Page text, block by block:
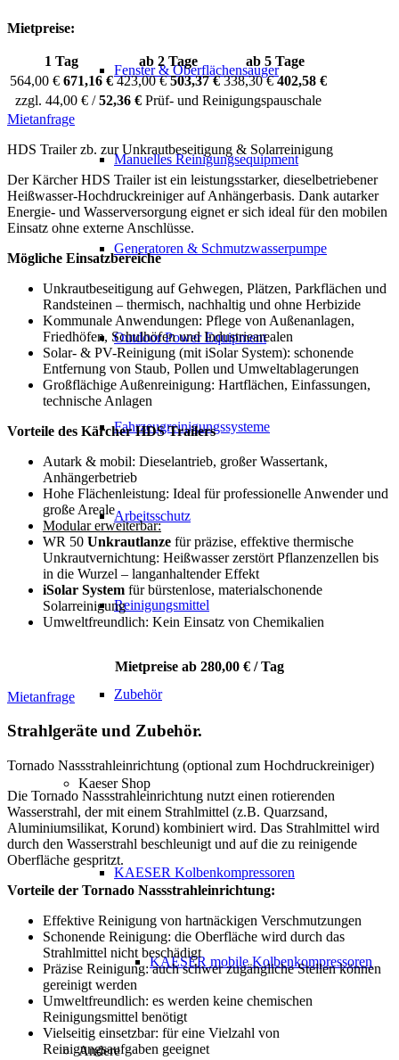
Fenster & Oberflächensauger
Manuelles Reinigungsequipment
Generatoren & Schmutzwasserpumpe
Outdoor Power Equipment
Fahrzeugreinigungssysteme
Arbeitsschutz
Reinigungsmittel
Zubehör
Kaeser Shop
KAESER Kolbenkompressoren
KAESER mobile Kolbenkompressoren
Andere
Mietpreise:
1 Tag ab 2 Tage
ab 5 Tage
564,00 € 671,16 € 423,00 € 503,37 € 338,30 € 402,58 €
zzgl. 44,00 € /52,36 € Prüf- und Reinigungspauschale
Mietanfrage
HDS Trailer zb. zur Unkrautbeseitigung & Solarreinigung
Der Kärcher HDS Trailer ist ein leistungsstarker, dieselbetriebener
Heißwasser-Hochdruckreiniger auf Anhängerbasis. Dank autarker
Energie- und Wasserversorgung eignet er sich ideal für den mobilen
Einsatz ohne externe Anschlüsse.
Mögliche Einsatzbereiche
Unkrautbeseitigung auf Gehwegen, Plätzen, Parkflächen und
Randsteinen – thermisch, nachhaltig und ohne Herbizide
Kommunale Anwendungen: Pflege von Außenanlagen,
Friedhöfen, Schulhöfen und Industriearealen
Solar- & PV-Reinigung (mit iSolar System): schonende
Entfernung von Staub, Pollen und Umweltablagerungen
Großflächige Außenreinigung: Hartflächen, Einfassungen,
technische Anlagen
Vorteile des Kärcher HDS Trailers
Autark & mobil: Dieselantrieb, großer Wassertank,
Anhängerbetrieb
Hohe Flächenleistung: Ideal für professionelle Anwender und
große Areale
Modular erweiterbar:
WR 50 Unkrautlanze für präzise, effektive thermische
Unkrautvernichtung: Heißwasser zerstört Pflanzenzellen bis
in die Wurzel – langanhaltender Effekt
iSolar System für bürstenlose, materialschonende
Solarreinigung
Umweltfreundlich: Kein Einsatz von Chemikalien
Mietpreise ab 280,00 € / Tag
Mietanfrage
Strahlgeräte und Zubehör.
Tornado Nassstrahleinrichtung (optional zum Hochdruckreiniger)
Die Tornado Nassstrahleinrichtung nutzt einen rotierenden
Wasserstrahl, der mit einem Strahlmittel (z.B. Quarzsand,
Aluminiumsilikat, Korund) kombiniert wird. Das Strahlmittel wird
durch den Wasserstrahl beschleunigt und auf die zu reinigende
Oberfläche gespritzt.
Vorteile der Tornado Nassstrahleinrichtung:
Effektive Reinigung von hartnäckigen Verschmutzungen
Schonende Reinigung: die Oberfläche wird durch das
Strahlmittel nicht beschädigt
Präzise Reinigung: auch schwer zugängliche Stellen können
gereinigt werden
Umweltfreundlich: es werden keine chemischen
Reinigungsmittel benötigt
Vielseitig einsetzbar: für eine Vielzahl von
Reinigungsaufgaben geeignet